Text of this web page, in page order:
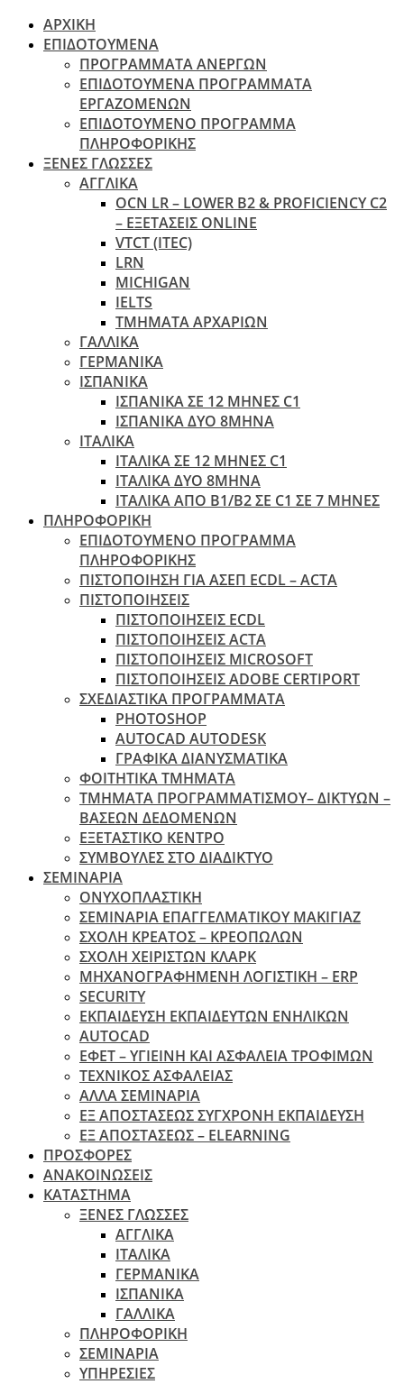
ΑΡΧΙΚΗ
ΕΠΙΔΟΤΟΥΜΕΝΑ
ΠΡΟΓΡΑΜΜΑΤΑ ΑΝΕΡΓΩΝ
ΕΠΙΔΟΤΟΥΜΕΝΑ ΠΡΟΓΡΑΜΜΑΤΑ
ΕΡΓΑΖΟΜΕΝΩΝ
ΕΠΙΔΟΤΟΥΜΕΝΟ ΠΡΟΓΡΑΜΜΑ
ΠΛΗΡΟΦΟΡΙΚΗΣ
ΞΕΝΕΣ ΓΛΩΣΣΕΣ
ΑΓΓΛΙΚΑ
OCN LR – LOWER B2 & PROFICIENCY C2
– ΕΞΕΤΆΣΕΙΣ ONLINE
VTCT (ITEC)
LRN
MICHIGAN
IELTS
ΤΜΗΜΑΤΑ ΑΡΧΑΡΙΩΝ
ΓΑΛΛΙΚΑ
ΓΕΡΜΑΝΙΚΑ
ΙΣΠΑΝΙΚΑ
ΙΣΠΑΝΙΚΑ ΣΕ 12 ΜΗΝΕΣ C1
ΙΣΠΑΝΙΚΑ ΔΥΟ 8ΜΗΝΑ
ΙΤΑΛΙΚΑ
ΙΤΑΛΙΚΑ ΣΕ 12 ΜΗΝΕΣ C1
ΙΤΑΛΙΚΑ ΔΥΟ 8ΜΗΝΑ
ΙΤΑΛΙΚΑ ΑΠΌ B1/B2 ΣΕ C1 ΣΕ 7 ΜΉΝΕΣ
ΠΛΗΡΟΦΟΡΙΚΗ
ΕΠΙΔΟΤΟΥΜΕΝΟ ΠΡΟΓΡΑΜΜΑ
ΠΛΗΡΟΦΟΡΙΚΗΣ
ΠIΣΤΟΠΟΙΗΣΗ ΓΙΑ ΑΣΕΠ ECDL – ACTA
ΠΙΣΤΟΠΟΙΗΣΕΙΣ
ΠΙΣΤΟΠΟΙΗΣΕΙΣ ECDL
ΠΙΣΤΟΠΟΙΗΣΕΙΣ ACTA
ΠΙΣΤΟΠΟΙΗΣΕΙΣ MICROSOFT
ΠΙΣΤΟΠΟΙΗΣΕΙΣ ADOBE CERTIPORT
ΣΧΕΔΙΑΣΤΙΚΑ ΠΡΟΓΡΑΜΜΑΤΑ
PHOTOSHOP
AUTOCAD AUTODESK
ΓΡΑΦΙΚΑ ΔΙΑΝΥΣΜΑΤΙΚΑ
ΦΟΙΤΗΤΙΚΑ ΤΜΗΜΑΤΑ
ΤΜΗΜΑΤΑ ΠΡΟΓΡΑΜΜΑΤΙΣΜΟΥ– ΔΙΚΤΥΩΝ –
ΒΑΣΕΩΝ ΔΕΔΟΜΕΝΩΝ
ΕΞΕΤΑΣΤΙΚΟ ΚΕΝΤΡΟ
ΣΥΜΒΟΥΛΕΣ ΣΤΟ ΔΙΑΔΙΚΤΥΟ
ΣΕΜΙΝΑΡΙΑ
ΟΝΥΧΟΠΛΑΣΤΙΚΗ
ΣΕΜΙΝΑΡΙΑ ΕΠΑΓΓΕΛΜΑΤΙΚΟΥ ΜΑΚΙΓΙΑΖ
ΣΧΟΛΗ ΚΡΕΑΤΟΣ – ΚΡΕΟΠΩΛΩΝ
ΣΧΟΛΗ ΧΕΙΡΙΣΤΩΝ ΚΛΑΡΚ
ΜΗΧΑΝΟΓΡΑΦΗΜΕΝΗ ΛΟΓΙΣΤΙΚΗ – ERP
SECURITY
ΕΚΠΑΙΔΕΥΣΗ ΕΚΠΑΙΔΕΥΤΩΝ ΕΝΗΛΙΚΩΝ
ΑUTOCAD
ΕΦΕΤ – ΥΓΙΕΙΝΗ ΚΑΙ ΑΣΦΑΛΕΙΑ ΤΡΟΦΙΜΩΝ
ΤΕΧΝΙΚΟΣ ΑΣΦΑΛΕΙΑΣ
ΆΛΛΑ ΣΕΜΙΝΑΡΙΑ
EΞ ΑΠΟΣΤΑΣΕΩΣ ΣΥΓΧΡΟΝΗ ΕΚΠΑΙΔΕΥΣΗ
ΕΞ ΑΠΟΣΤΑΣΕΩΣ – ELEARNING
ΠΡΟΣΦΟΡΕΣ
ΑΝΑΚΟΙΝΩΣΕΙΣ
ΚΑΤΑΣΤΗΜΑ
ΞΕΝΕΣ ΓΛΩΣΣΕΣ
ΑΓΓΛΙΚΑ
ΙΤΑΛΙΚΑ
ΓΕΡΜΑΝΙΚΑ
ΙΣΠΑΝΙΚΑ
ΓΑΛΛΙΚΑ
ΠΛΗΡΟΦΟΡΙΚΗ
ΣΕΜΙΝΑΡΙΑ
ΥΠΗΡΕΣΙΕΣ